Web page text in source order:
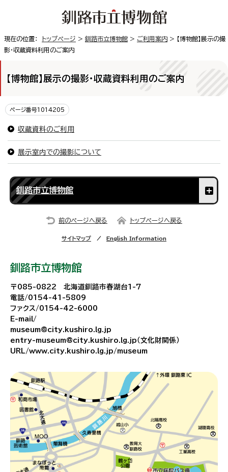
現在の位置： トップページ > 釧路市立博物館 > ご利用案内 > 【博物館】展示の撮
影・収蔵資料利用のご案内
【博物館】展示の撮影・収蔵資料利用のご案内
ページ番号1014205
収蔵資料のご利用
展示室内での撮影について
釧路市立博物館
前のページへ戻る トップページへ戻る
サイトマップ English Information
釧路市立博物館
〒085-0822 北海道釧路市春湖台1-7
電話/0154-41-5809
ファクス/0154-42-6000
E-mail/
museum@city.kushiro.lg.jp
entry-museum@city.kushiro.lg.jp（文化財関係）
URL/www.city.kushiro.lg.jp/museum